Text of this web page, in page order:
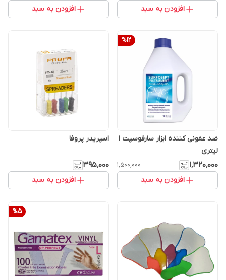
افزودن به سبد افزودن به سبد
%12
ضد عفونی کننده ابزار سارفوسپت 1
لیتری
۱٬۳۲۰٬۰۰۰ ۱٬۵۰۰٬۰۰۰
افزودن به سبد
اسپریدر پروفا
۳۹۵٬۰۰۰
افزودن به سبد
%5